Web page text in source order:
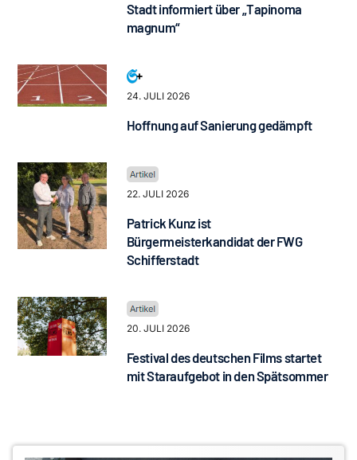
Stadt informiert über „Tapinoma
magnum“
24. JULI 2026
Hoffnung auf Sanierung gedämpft
22. JULI 2026
Patrick Kunz ist
Bürgermeisterkandidat der FWG
Schifferstadt
20. JULI 2026
Festival des deutschen Films startet
mit Staraufgebot in den Spätsommer